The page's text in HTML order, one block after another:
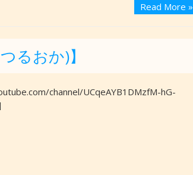
Read More »
るおか)】
channel/UCqeAYB1DMzfM-hG-